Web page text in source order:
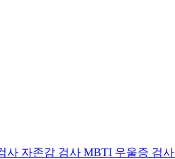
사 자존감 검사 MBTI 우울증 검사